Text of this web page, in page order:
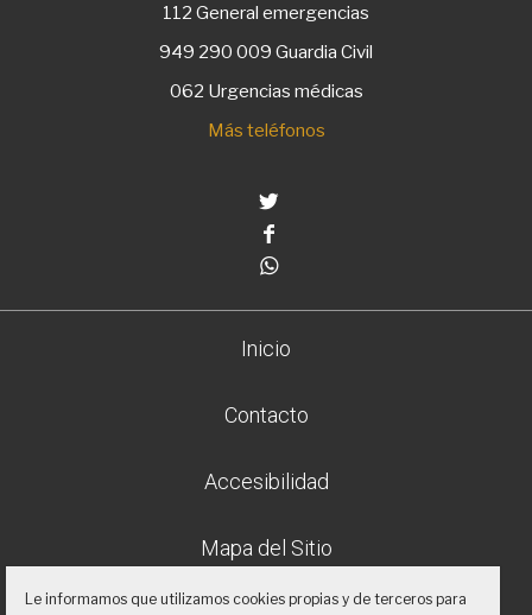
112 General emergencias
949 290 009 Guardia Civil
062 Urgencias médicas
Más teléfonos
Inicio
Contacto
Accesibilidad
Mapa del Sitio
Le informamos que utilizamos cookies propias y de terceros para